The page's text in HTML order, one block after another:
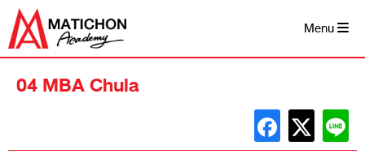
Skip
content
Menu
04 MBA Chula